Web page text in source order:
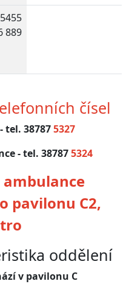
889
čísel
tel. 387875327
- tel. 387875324
pavilonu C2,
oddělení
v pavilonu C